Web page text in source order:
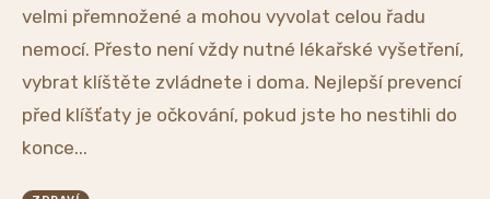
velmi přemnožené a mohou vyvolat celou řadu
nemocí. Přesto není vždy nutné lékařské vyšetření,
vybrat klíštěte zvládnete i doma. Nejlepší prevencí
před klíšťaty je očkování, pokud jste ho nestihli do
konce...